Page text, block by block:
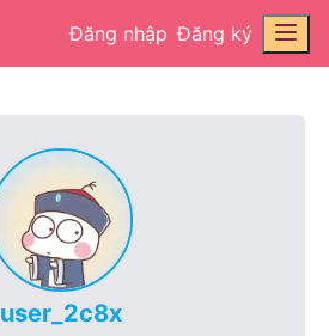
Đăng nhập Đăng ký
user_2c8x